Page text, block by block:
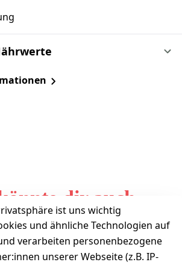
dir auch
gefallen
ist uns wichtig
und ähnliche Technologien auf
verarbeiten personenbezogene
unserer Webseite (z.B. IP-